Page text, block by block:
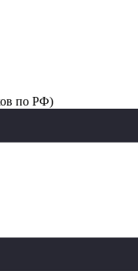
по РФ)